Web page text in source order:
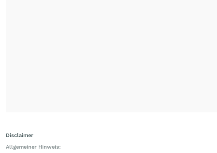
Disclaimer
Allgemeiner Hinweis: